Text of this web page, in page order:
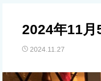
2024年11
2024.11.27